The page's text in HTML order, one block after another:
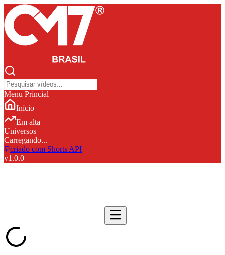
Menu Princial
Início
Em alta
Universos
Carregando...
criado com Shorts API
v1.0.0